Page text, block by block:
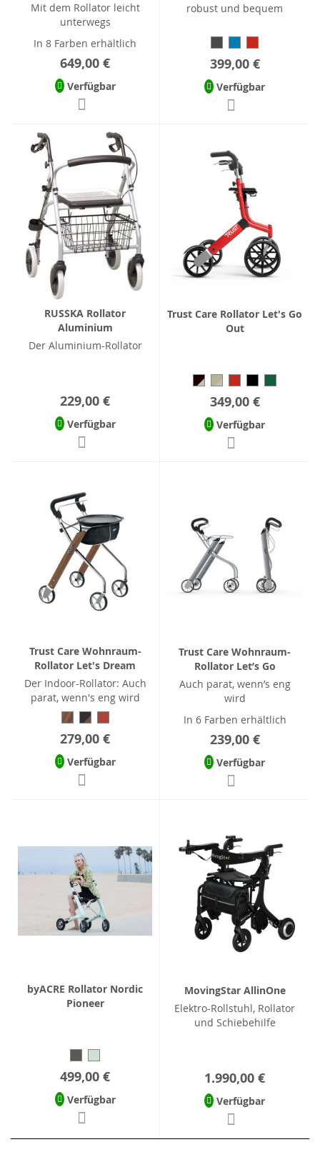
Mit dem Rollator leicht
unterwegs
In 8 Farben erhältlich
649,00 €
Verfügbar
robust und bequem
399,00 €
Verfügbar
RUSSKA Rollator
Aluminium
Der Aluminium-Rollator
229,00 €
Verfügbar
Trust Care Rollator Let's Go
Out
349,00 €
Verfügbar
Trust Care Wohnraum-
Rollator Let's Dream
Der Indoor-Rollator: Auch
parat, wenn's eng wird
279,00 €
Verfügbar
Trust Care Wohnraum-
Rollator Let’s Go
Auch parat, wenn’s eng
wird
In 6 Farben erhältlich
239,00 €
Verfügbar
byACRE Rollator Nordic
Pioneer
499,00 €
Verfügbar
MovingStar AllinOne
Elektro-Rollstuhl, Rollator
und Schiebehilfe
1.990,00 €
Verfügbar